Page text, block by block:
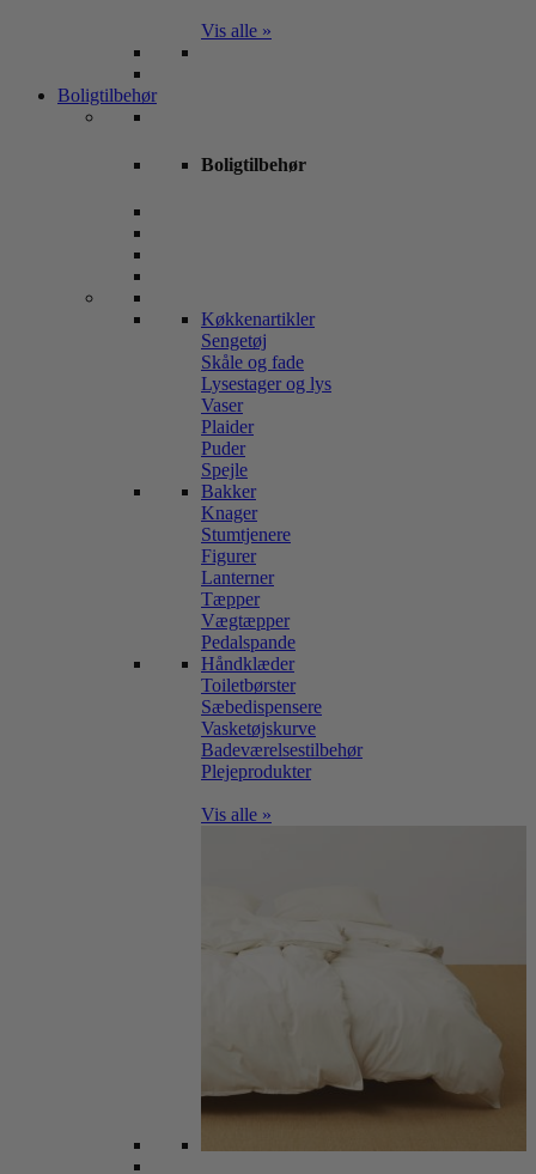
Vis alle »
Boligtilbehør
Boligtilbehør
Køkkenartikler
Sengetøj
Skåle og fade
Lysestager og lys
Vaser
Plaider
Puder
Spejle
Bakker
Knager
Stumtjenere
Figurer
Lanterner
Tæpper
Vægtæpper
Pedalspande
Håndklæder
Toiletbørster
Sæbedispensere
Vasketøjskurve
Badeværelsestilbehør
Plejeprodukter
Vis alle »